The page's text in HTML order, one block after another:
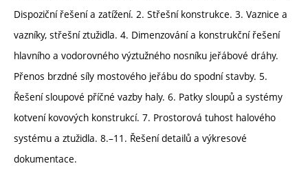
Dispoziční řešení a zatížení. 2. Střešní konstrukce. 3. Vaznice a
vazníky, střešní ztužidla. 4. Dimenzování a konstrukční řešení
hlavního a vodorovného výztužného nosníku jeřábové dráhy.
Přenos brzdné síly mostového jeřábu do spodní stavby. 5.
Řešení sloupové příčné vazby haly. 6. Patky sloupů a systémy
kotvení kovových konstrukcí. 7. Prostorová tuhost halového
systému a ztužidla. 8.–11. Řešení detailů a výkresové
dokumentace.